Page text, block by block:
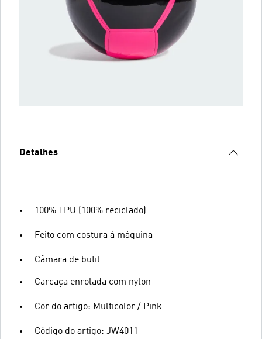
Detalhes
100% TPU (100% reciclado)
Feito com costura à máquina
Câmara de butil
Carcaça enrolada com nylon
Cor do artigo: Multicolor / Pink
Código do artigo: JW4011